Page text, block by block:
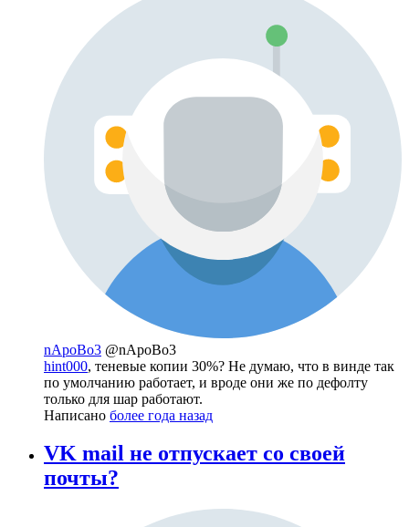
nApoBo3 @nApoBo3
hint000, теневые копии 30%? Не думаю, что в винде так
по умолчанию работает, и вроде они же по дефолту
только для шар работают.
Написано более года назад
VK mail не отпускает со своей
почты?